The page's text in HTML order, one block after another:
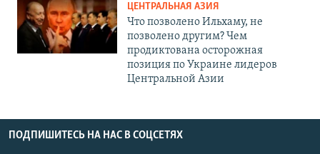
ЦЕНТРАЛЬНАЯ АЗИЯ
Что позволено Ильхаму, не
позволено другим? Чем
продиктована осторожная
позиция по Украине лидеров
Центральной Азии
ПОДПИШИТЕСЬ НА НАС В СОЦСЕТЯХ